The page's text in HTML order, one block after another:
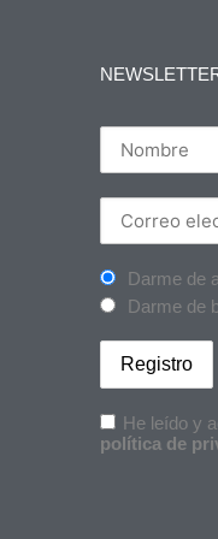
Darme de
Darme de
He leído y
política de